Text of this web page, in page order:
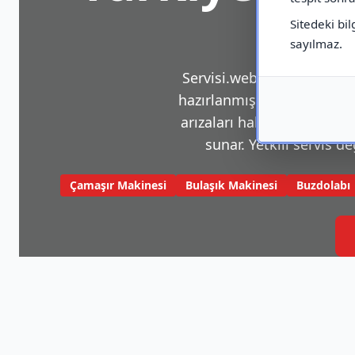
Sitedeki
sayılmaz.
Servisi.web.tr, beyaz
hazırlanmış bir
arızaları hakkında sık
sunar. Yetkili servis
Çamaşır Makinesi Bulaşık Makinesi Buzdolabı